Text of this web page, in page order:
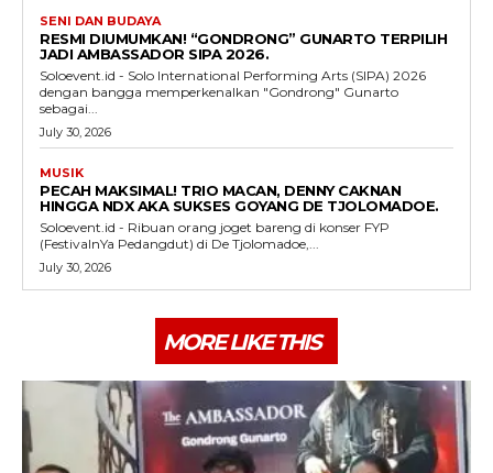
SENI DAN BUDAYA
RESMI DIUMUMKAN! “GONDRONG” GUNARTO TERPILIH
JADI AMBASSADOR SIPA 2026.
Soloevent.id - Solo International Performing Arts (SIPA) 2026
dengan bangga memperkenalkan "Gondrong" Gunarto
sebagai...
July 30, 2026
MUSIK
PECAH MAKSIMAL! TRIO MACAN, DENNY CAKNAN
HINGGA NDX AKA SUKSES GOYANG DE TJOLOMADOE.
Soloevent.id - Ribuan orang joget bareng di konser FYP
(FestivalnYa Pedangdut) di De Tjolomadoe,...
July 30, 2026
MORE LIKE THIS